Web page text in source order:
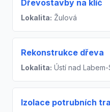
Dřevostavby na klíč
Lokalita: Žulová
Rekonstrukce dřeva
Lokalita: Ústí nad
Izolace potrubních